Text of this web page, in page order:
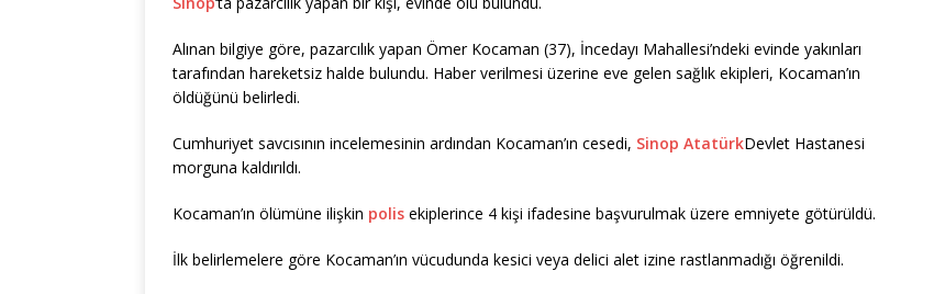
Alınan bilgiye göre, pazarcılık yapan Ömer Kocaman (37), İncedayı Mahallesi’ndeki evinde yakınları
tarafından hareketsiz halde bulundu. Haber verilmesi üzerine eve gelen sağlık ekipleri, Kocaman’ın
öldüğünü belirledi.
Cumhuriyet savcısının incelemesinin ardından Kocaman’ın cesedi, Sinop AtatürkDevlet Hastanesi
morguna kaldırıldı.
Kocaman’ın ölümüne ilişkin polis ekiplerince 4 kişi ifadesine başvurulmak üzere emniyete götürüldü.
İlk belirlemelere göre Kocaman’ın vücudunda kesici veya delici alet izine rastlanmadığı öğrenildi.